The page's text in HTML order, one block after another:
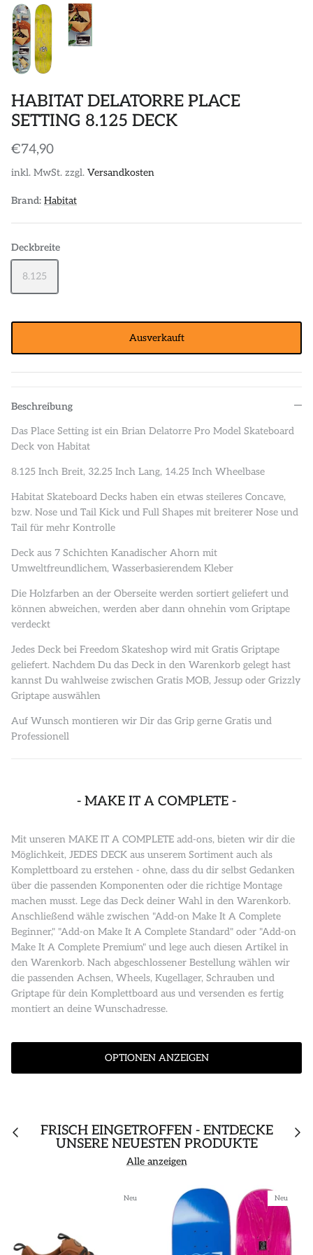
HABITAT DELATORRE PLACE
SETTING 8.125 DECK
€74,90
inkl. MwSt. zzgl. Versandkosten
Brand: Habitat
Deckbreite
8.125
Ausverkauft
Beschreibung
Das Place Setting ist ein Brian Delatorre Pro Model Skateboard
Deck von Habitat
8.125 Inch Breit, 32.25 Inch Lang, 14.25 Inch Wheelbase
Habitat Skateboard Decks haben ein etwas steileres Concave,
bzw. Nose und Tail Kick und Full Shapes mit breiterer Nose und
Tail für mehr Kontrolle
Deck aus 7 Schichten Kanadischer Ahorn mit
Umweltfreundlichem, Wasserbasierendem Kleber
Die Holzfarben an der Oberseite werden sortiert geliefert und
können abweichen, werden aber dann ohnehin vom Griptape
verdeckt
Jedes Deck bei Freedom Skateshop wird mit Gratis Griptape
geliefert. Nachdem Du das Deck in den Warenkorb gelegt hast
kannst Du wahlweise zwischen Gratis MOB, Jessup oder Grizzly
Griptape auswählen
Auf Wunsch montieren wir Dir das Grip gerne Gratis und
Professionell
- MAKE IT A COMPLETE -
Mit unseren MAKE IT A COMPLETE add-ons, bieten wir dir die
Möglichkeit, JEDES DECK aus unserem Sortiment auch als
Komplettboard zu erstehen - ohne, dass du dir selbst Gedanken
über die passenden Komponenten oder die richtige Montage
machen musst. Lege das Deck deiner Wahl in den Warenkorb.
Anschließend wähle zwischen "Add-on Make It A Complete
Beginner," "Add-on Make It A Complete Standard" oder "Add-on
Make It A Complete Premium" und lege auch diesen Artikel in
den Warenkorb. Nach abgeschlossener Bestellung wählen wir
die passenden Achsen, Wheels, Kugellager, Schrauben und
Griptape für dein Komplettboard aus und versenden es fertig
montiert an deine Wunschadresse.
OPTIONEN ANZEIGEN
FRISCH EINGETROFFEN - ENTDECKE
UNSERE NEUESTEN PRODUKTE
Alle anzeigen
Neu Neu